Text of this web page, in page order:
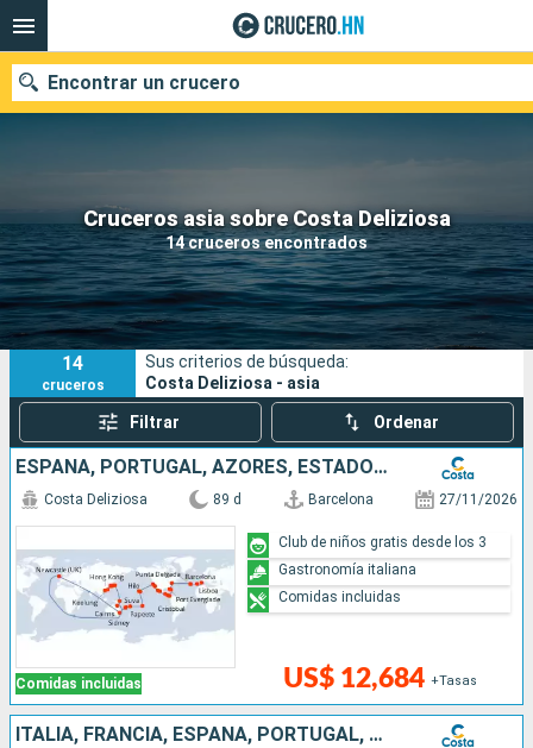
Cruceros asia sobre Costa Deliziosa
14 cruceros encontrados
Encontrar un crucero
Nuestros destinos
Fecha de salida
Puertos Compañías
Buscar
14
cruceros
Sus criterios de búsqueda:
Costa Deliziosa - asia
Filtrar Ordenar
ESPAÑA, PORTUGAL, AZORES, ESTADOS UNIDOS, FLORIDA (USA), MÉJICO, ESTADOS UNITOS, HAWÁI, POLINESIA, FIJI, AUSTRALIA, JAPÓN, COREA DEL SUR, TAIWÁN, CHINA
Comidas incluidas
Costa Deliziosa 89 d Barcelona 27/11/2026
US$ 12,684 +Tasas
Club de niños gratis desde los 3
Gastronomía italiana
Comidas incluidas
ITALIA, FRANCIA, ESPAÑA, PORTUGAL, AZORES, ESTADOS UNIDOS, FLORIDA (USA), MÉJICO, ESTADOS UNITOS, HAWÁI, POLINESIA, FIJI, AUSTRALIA, JAPÓN, COREA DEL SUR